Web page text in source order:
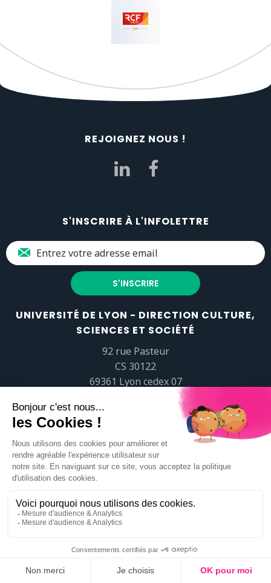
REJOIGNEZ NOUS !
S'INSCRIRE À L'INFOLETTRE
UNIVERSITÉ DE LYON - DIRECTION CULTURE,
SCIENCES ET SOCIÉTÉ
92 rue Pasteur
CS 30122
69361 Lyon cedex 07
popsciences@universite-lyon.fr
Tél.+33 (0)4 37 37 82 01
https://www.youtube.com/embed/Qm-prNOXepo